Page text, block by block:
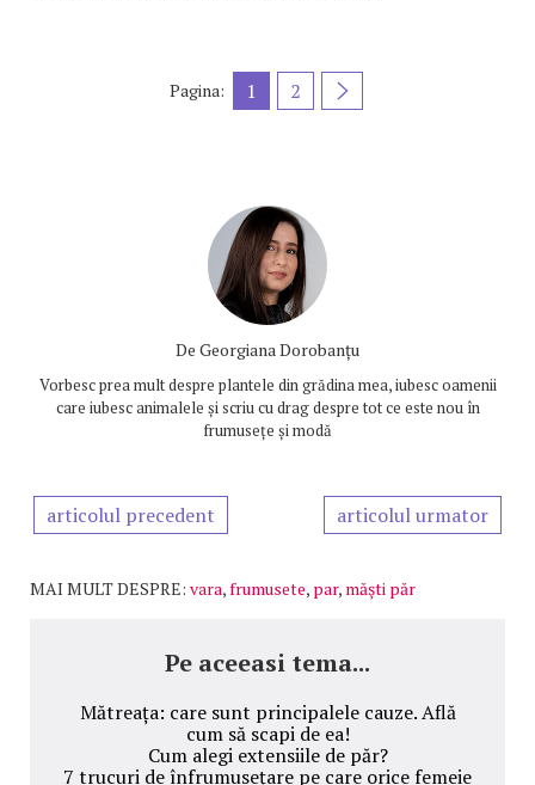
Pagina: 1 2
De Georgiana Dorobanțu
Vorbesc prea mult despre plantele din grădina mea, iubesc oamenii
care iubesc animalele și scriu cu drag despre tot ce este nou în
frumusețe și modă
articolul precedent articolul urmator
MAI MULT DESPRE: vara,frumusete, par, măşti păr
Pe aceeasi tema...
Mătreața: care sunt principalele cauze. Află
cum să scapi de ea!
Cum alegi extensiile de păr?
7 trucuri de înfrumusețare pe care orice femeie